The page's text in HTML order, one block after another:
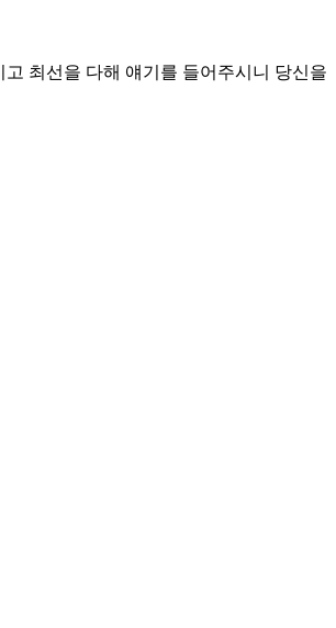
최선을 다해 얘기를 들어주시니 당신을